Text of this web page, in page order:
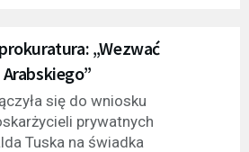
„Wezwać
się do wniosku
prywatnych
Tuska na świadka